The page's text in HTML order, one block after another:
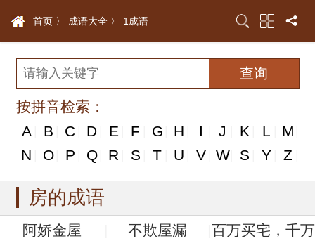
首页 〉 成语大全 〉 1成语
按拼音检索：
A
B C D E F G H I J K L M
N
N O P Q R S T U V W S Y Z
房的成语
阿娇金屋 不欺屋漏
百万买宅，千万